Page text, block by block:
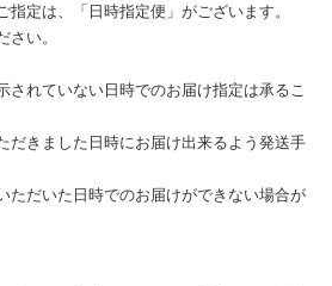
定は、「日時指定便」がございます。
さい。
れていない日時でのお届け指定は承るこ
だきました日時にお届け出来るよう発送手
ただいた日時でのお届けができない場合が